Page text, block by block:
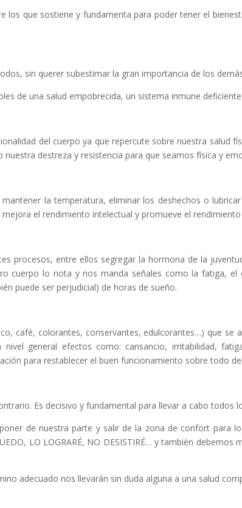
los que sostiene y fundamenta para poder tener el
sin querer subestimar la gran importancia de los
de una salud empobrecida, un sistema inmune
del cuerpo ya que repercute sobre nuestra salud
destreza y resistencia para que seamos física y
la temperatura, eliminar los deshechos o
el rendimiento intelectual y promueve el
procesos, entre ellos segregar la hormona de la
cuerpo lo nota y nos manda señales como la fatiga,
puede ser perjudicial) de horas de sueño.
café, colorantes, conservantes, edulcorantes…) que se
general efectos como: cansancio, irritabilidad,
para restablecer el buen funcionamiento sobre todo
Es decisivo y fundamental para llevar a cabo todos
de nuestra parte y salir de la zona de confort para
LO LOGRARÉ, NO DESISTIRÉ… y también
adecuado nos llevarán sin duda alguna a una salud